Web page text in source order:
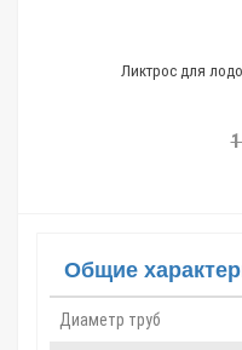
Ликтрос для
Общие
Диаметр труб